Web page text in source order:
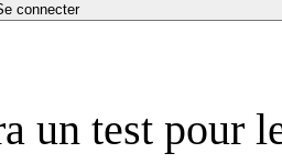
connecter
un test pour